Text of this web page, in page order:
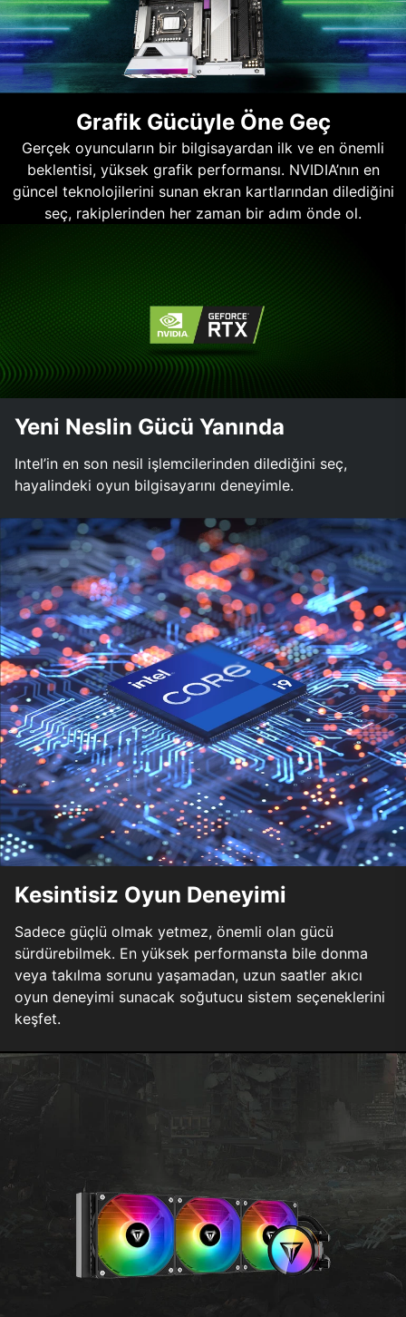
Grafik Gücüyle Öne Geç
Gerçek oyuncuların bir bilgisayardan ilk ve en önemli
beklentisi, yüksek grafik performansı. NVIDIA’nın en
güncel teknolojilerini sunan ekran kartlarından dilediğini
seç, rakiplerinden her zaman bir adım önde ol.
Yeni Neslin Gücü Yanında
Intel’in en son nesil işlemcilerinden dilediğini seç,
hayalindeki oyun bilgisayarını deneyimle.
Kesintisiz Oyun Deneyimi
Sadece güçlü olmak yetmez, önemli olan gücü
sürdürebilmek. En yüksek performansta bile donma
veya takılma sorunu yaşamadan, uzun saatler akıcı
oyun deneyimi sunacak soğutucu sistem seçeneklerini
keşfet.